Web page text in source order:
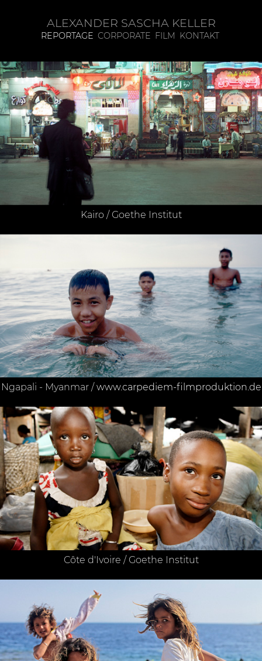
ALEXANDER SASCHA KELLER
REPORTAGE CORPORATE FILM KONTAKT
Kairo / Goethe Institut
Ngapali - Myanmar / www.carpediem-filmproduktion.de
Côte d'Ivoire / Goethe Institut